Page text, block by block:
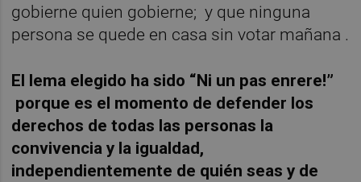
gobierne quien gobierne; y que ninguna
persona se quede en casa sin votar mañana .
El lema elegido ha sido “Ni un pas enrere!”
porque es el momento de defender los
derechos de todas las personas la
convivencia y la igualdad,
independientemente de quién seas y de